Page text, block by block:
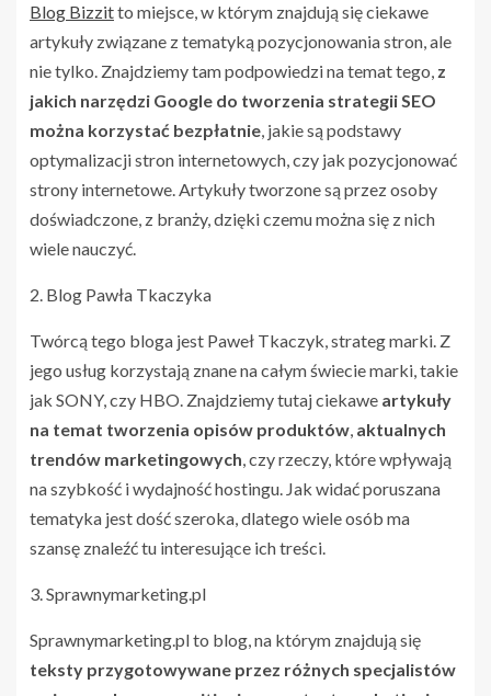
Blog Bizzitto miejsce, w którym znajdują się ciekawe
artykuły związane z tematyką pozycjonowania stron, ale
nie tylko. Znajdziemy tam podpowiedzi na temat tego, z
jakich narzędzi Google do tworzenia strategii SEO
można korzystać bezpłatnie, jakie są podstawy
optymalizacji stron internetowych, czy jak pozycjonować
strony internetowe. Artykuły tworzone są przez osoby
doświadczone, z branży, dzięki czemu można się z nich
wiele nauczyć.
2. Blog Pawła Tkaczyka
Twórcą tego bloga jest Paweł Tkaczyk, strateg marki. Z
jego usług korzystają znane na całym świecie marki, takie
jak SONY, czy HBO. Znajdziemy tutaj ciekawe artykuły
na temat tworzenia opisów produktów, aktualnych
trendów marketingowych, czy rzeczy, które wpływają
na szybkość i wydajność hostingu. Jak widać poruszana
tematyka jest dość szeroka, dlatego wiele osób ma
szansę znaleźć tu interesujące ich treści.
3. Sprawnymarketing.pl
Sprawnymarketing.pl to blog, na którym znajdują się
teksty przygotowywane przez różnych specjalistów